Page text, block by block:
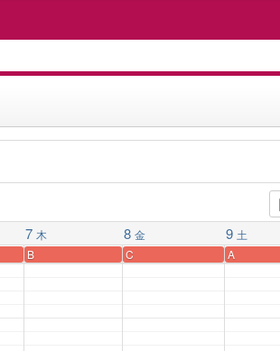
7 木 8 金 9 土
B C A